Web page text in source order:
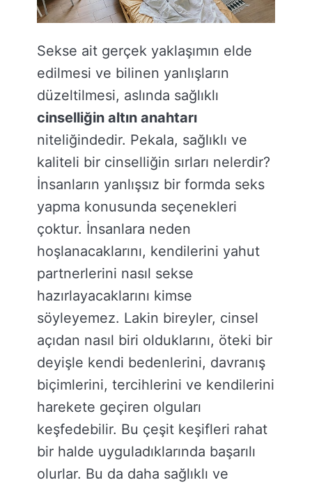
Sekse ait gerçek yaklaşımın elde
edilmesi ve bilinen yanlışların
düzeltilmesi, aslında sağlıklı
cinselliğin altın anahtarı
niteliğindedir. Pekala, sağlıklı ve
kaliteli bir cinselliğin sırları nelerdir?
İnsanların yanlışsız bir formda seks
yapma konusunda seçenekleri
çoktur. İnsanlara neden
hoşlanacaklarını, kendilerini yahut
partnerlerini nasıl sekse
hazırlayacaklarını kimse
söyleyemez. Lakin bireyler, cinsel
açıdan nasıl biri olduklarını, öteki bir
deyişle kendi bedenlerini, davranış
biçimlerini, tercihlerini ve kendilerini
harekete geçiren olguları
keşfedebilir. Bu çeşit keşifleri rahat
bir halde uyguladıklarında başarılı
olurlar. Bu da daha sağlıklı ve